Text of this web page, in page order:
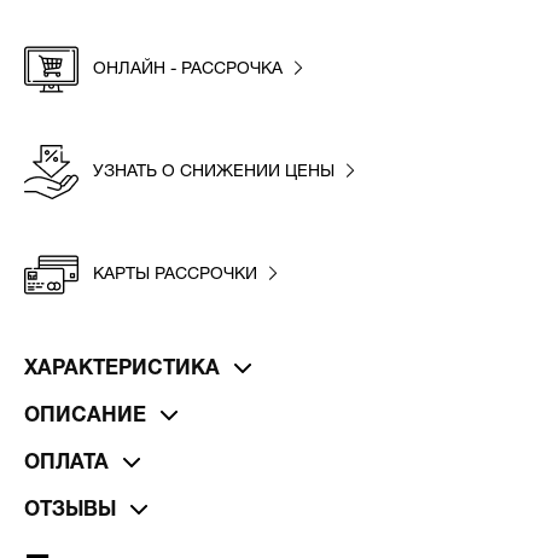
ОНЛАЙН - РАССРОЧКА
УЗНАТЬ О СНИЖЕНИИ ЦЕНЫ
КАРТЫ РАССРОЧКИ
ХАРАКТЕРИСТИКА
ОПИСАНИЕ
ОПЛАТА
ОТЗЫВЫ